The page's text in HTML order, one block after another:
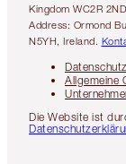
Kingdom WC2R
Address: Ormond
N5YH, Ireland.
Allgemeine
Die Website ist